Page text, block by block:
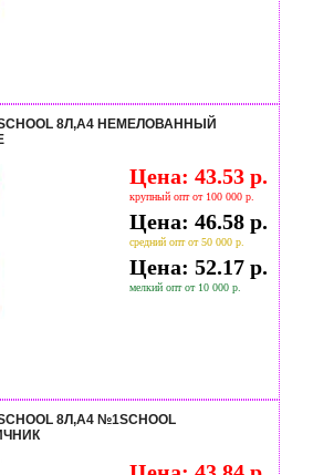
8Л,А4 НЕМЕЛОВАННЫЙ
Цена: 43.53 р.
крупный опт от 100 000 р.
Цена: 46.58 р.
средний опт от 50 000 р.
Цена: 52.17 р.
мелкий опт от 10 000 р.
8Л,А4 №1SCHOOL